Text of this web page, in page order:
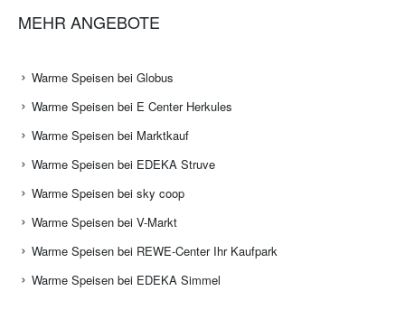
MEHR ANGEBOTE
Warme Speisen bei Globus
Warme Speisen bei E Center Herkules
Warme Speisen bei Marktkauf
Warme Speisen bei EDEKA Struve
Warme Speisen bei sky coop
Warme Speisen bei V-Markt
Warme Speisen bei REWE-Center Ihr Kaufpark
Warme Speisen bei EDEKA Simmel